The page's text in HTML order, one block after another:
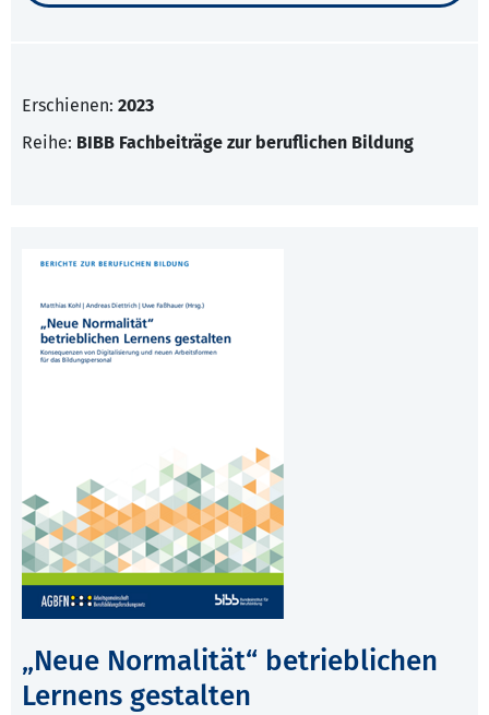
Erschienen: 2023
Reihe: BIBB Fachbeiträge zur beruflichen Bildung
„Neue Normalität“ betrieblichen
Lernens gestalten